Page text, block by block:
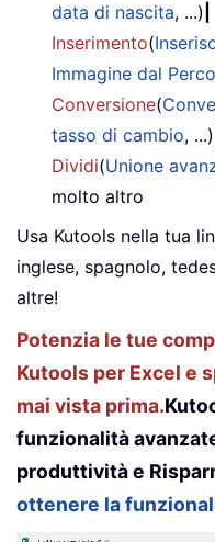
data di nascita, ...)
Inserimento(
Immagine dal
Conversione(
tasso di cambio, ...)
Dividi(Unione
molto altro
Usa Kutools nella tua
inglese, spagnolo,
altre!
Potenzia le tue
Kutools per Excel e
mai vista prima.
funzionalità
produttività e
ottenere la